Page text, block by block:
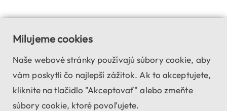
Milujeme cookies
Naše webové stránky používajú súbory cookie, aby
vám poskytli čo najlepší zážitok. Ak to akceptujete,
kliknite na tlačidlo "Akceptovať" alebo zmeňte
súbory cookie, ktoré povoľujete.